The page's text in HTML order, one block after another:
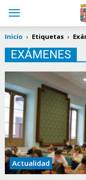
Inicio Etiquetas
EXÁMENES
Actualidad